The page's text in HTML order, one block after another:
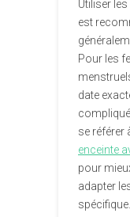
Utiliser les
est
Pour les
date
se référer
enceinte
pour
adapter
spécifique.